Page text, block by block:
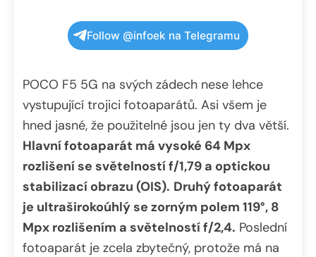
Follow @infoek na Telegramu
POCO F5 5G na svých zádech nese lehce
vystupující trojici fotoaparátů. Asi všem je
hned jasné, že použitelné jsou jen ty dva větší.
Hlavní fotoaparát má vysoké 64 Mpx
rozlišení se světelností f/1,79 a optickou
stabilizací obrazu (OIS). Druhý fotoaparát
je ultraširokoúhlý se zorným polem 119°, 8
Mpx rozlišením a světelností f/2,4. Poslední
fotoaparát je zcela zbytečný, protože má na